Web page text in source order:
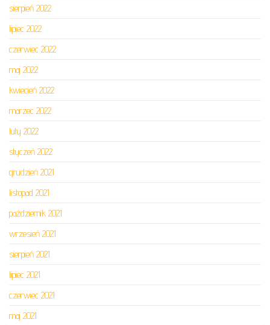
sierpień 2022
lipiec 2022
czerwiec 2022
maj 2022
kwiecień 2022
marzec 2022
luty 2022
styczeń 2022
grudzień 2021
listopad 2021
październik 2021
wrzesień 2021
sierpień 2021
lipiec 2021
czerwiec 2021
maj 2021